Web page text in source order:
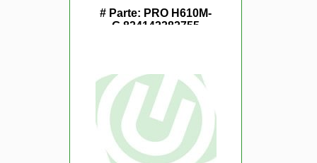
# Parte: PRO H610M-
G,824142282755